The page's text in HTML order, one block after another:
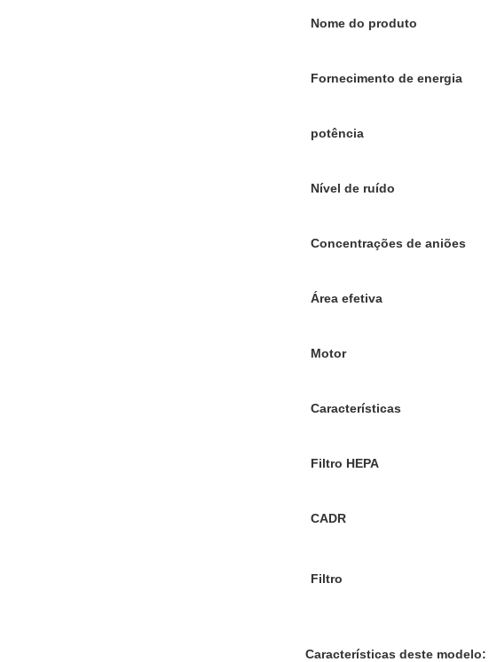
Nome do produto
Fornecimento de energia
potência
Nível de ruído
Concentrações de aniões
Área efetiva
Motor
Características
Filtro HEPA
CADR
Filtro
Características deste modelo: